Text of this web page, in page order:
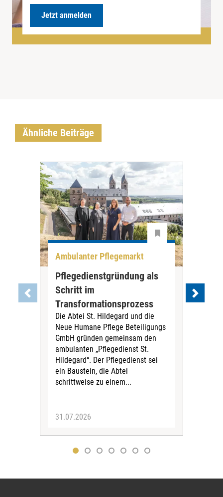
Jetzt anmelden
Ähnliche Beiträge
Ambulanter Pflegemarkt
Pflegedienstgründung als
Schritt im
Transformationsprozess
Die Abtei St. Hildegard und die
Neue Humane Pflege Beteiligungs
GmbH gründen gemeinsam den
ambulanten „Pflegedienst St.
Hildegard“. Der Pflegedienst sei
ein Baustein, die Abtei
schrittweise zu einem...
31.07.2026